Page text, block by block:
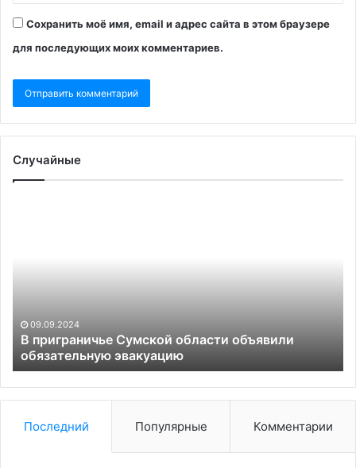
Сохранить моё имя, email и адрес сайта в этом браузере
для последующих моих комментариев.
Случайные
09.09.2024
В приграничье Сумской области объявили
обязательную эвакуацию
Последний Популярные Комментарии